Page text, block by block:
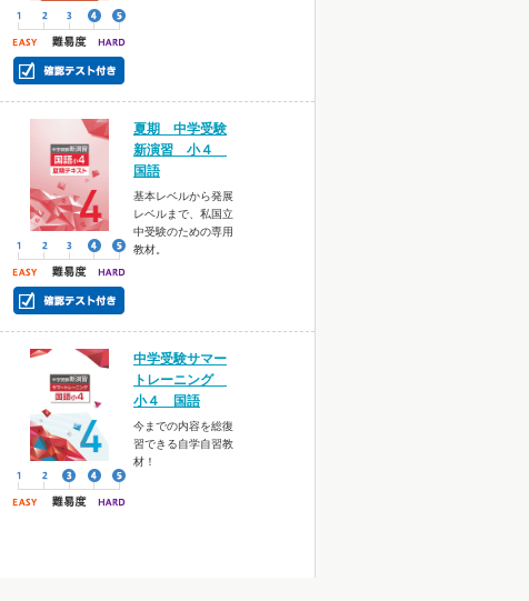
夏期 中学受験
新演習 小４
国語
基本レベルから発展
レベルまで、私国立
中受験のための専用
教材。
中学受験サマー
トレーニング
小４ 国語
今までの内容を総復
習できる自学自習教
材！